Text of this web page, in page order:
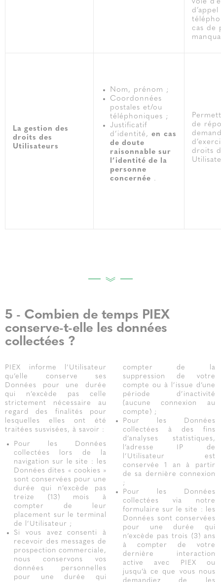
voie
d’appel
cas de
La gestion des
droits des
Utilisateurs
Nom, prénom ;
Coordonnées
postales et/ou
téléphoniques ;
Justificatif
d’identité, en cas
de doute
raisonnable sur
l’identité de la
personne
concernée .
de
droits
5 - Combien de temps PIEX
conserve-t-elle les données
collectées ?
PIEX informe l’Utilisateur
qu’elle conserve ses
Données pour une durée
qui n’excède pas celle
strictement nécessaire au
regard des finalités pour
lesquelles elles ont été
traitées susvisées, à savoir :
Pour les Données
collectées lors de la
navigation sur le site : les
Données dites « cookies »
sont conservées pour une
durée qui n’excède pas
treize (13) mois à
compter de leur
placement sur le terminal
de l’Utilisateur ;
Si vous avez consenti à
recevoir des messages de
prospection commerciale,
nous conservons vos
données personnelles
pour une durée qui
compter de la
suppression de votre
compte ou à l’issue d’une
période d’inactivité
(aucune connexion au
compte) ;
Pour les Données
collectées à des fins
d’analyses statistiques,
l’adresse IP de
l’Utilisateur est
conservée 1 an à partir
de sa dernière connexion
;
Pour les Données
collectées via notre
formulaire sur le site : les
Données sont conservées
pour une durée qui
n’excède pas trois (3) ans
à compter de votre
dernière interaction
active avec PIEX ou
jusqu’à ce que vous nous